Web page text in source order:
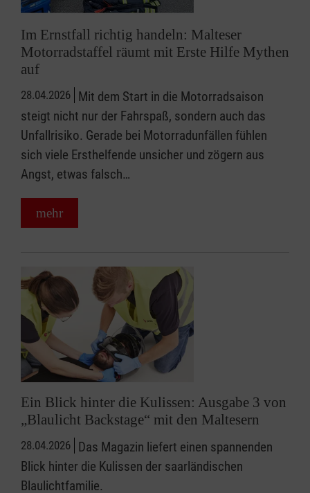
Im Ernstfall richtig handeln: Malteser
Motorradstaffel räumt mit Erste Hilfe Mythen
auf
28.04.2026 Mit dem Start in die Motorradsaison
steigt nicht nur der Fahrspaß, sondern auch das
Unfallrisiko. Gerade bei Motorradunfällen fühlen
sich viele Ersthelfende unsicher und zögern aus
Angst, etwas falsch…
mehr
Ein Blick hinter die Kulissen: Ausgabe 3 von
„Blaulicht Backstage“ mit den Maltesern
28.04.2026 Das Magazin liefert einen spannenden
Blick hinter die Kulissen der saarländischen
Blaulichtfamilie.